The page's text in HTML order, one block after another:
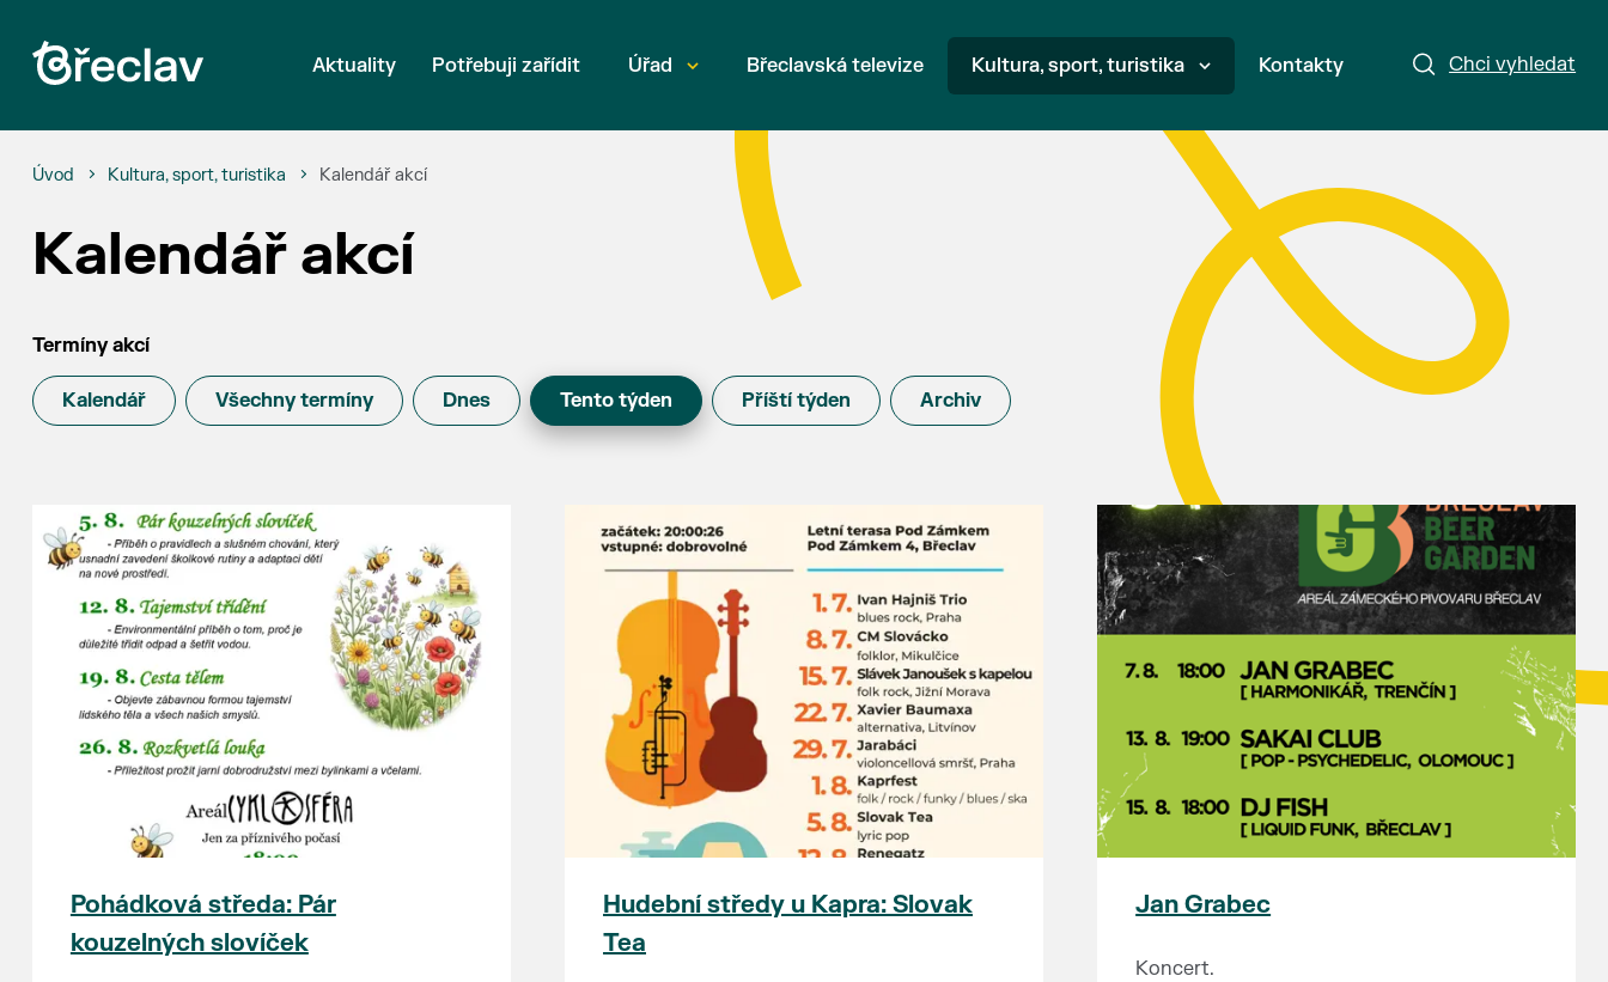
Chci vyhledat
Aktuality Potřebuji zařídit Úřad Břeclavská televize Kultura, sport, turistika Kontakty
Úvod Kultura, sport, turistika Kalendář akcí
Kalendář akcí
Termíny akcí
Kalendář Všechny termíny Dnes Tento týden Příští týden Archiv
Pohádková středa: Pár
kouzelných slovíček
Hudební středy u Kapra: Slovak
Tea
Jan Grabec
Koncert.